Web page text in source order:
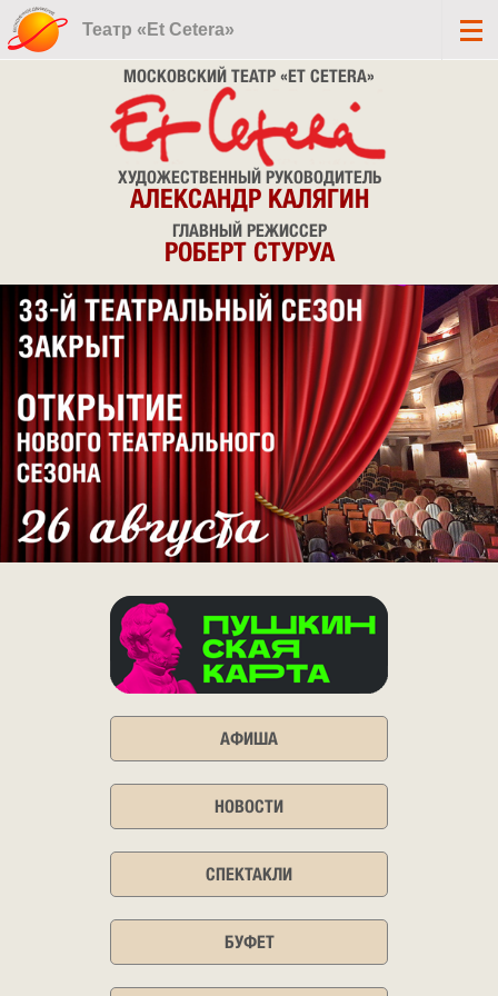
Театр «Et Cetera»
МОСКОВСКИЙ ТЕАТР «ET CETERA»
ХУДОЖЕСТВЕННЫЙ РУКОВОДИТЕЛЬ
АЛЕКСАНДР КАЛЯГИН
ГЛАВНЫЙ РЕЖИССЕР
РОБЕРТ СТУРУА
АФИША
НОВОСТИ
СПЕКТАКЛИ
БУФЕТ